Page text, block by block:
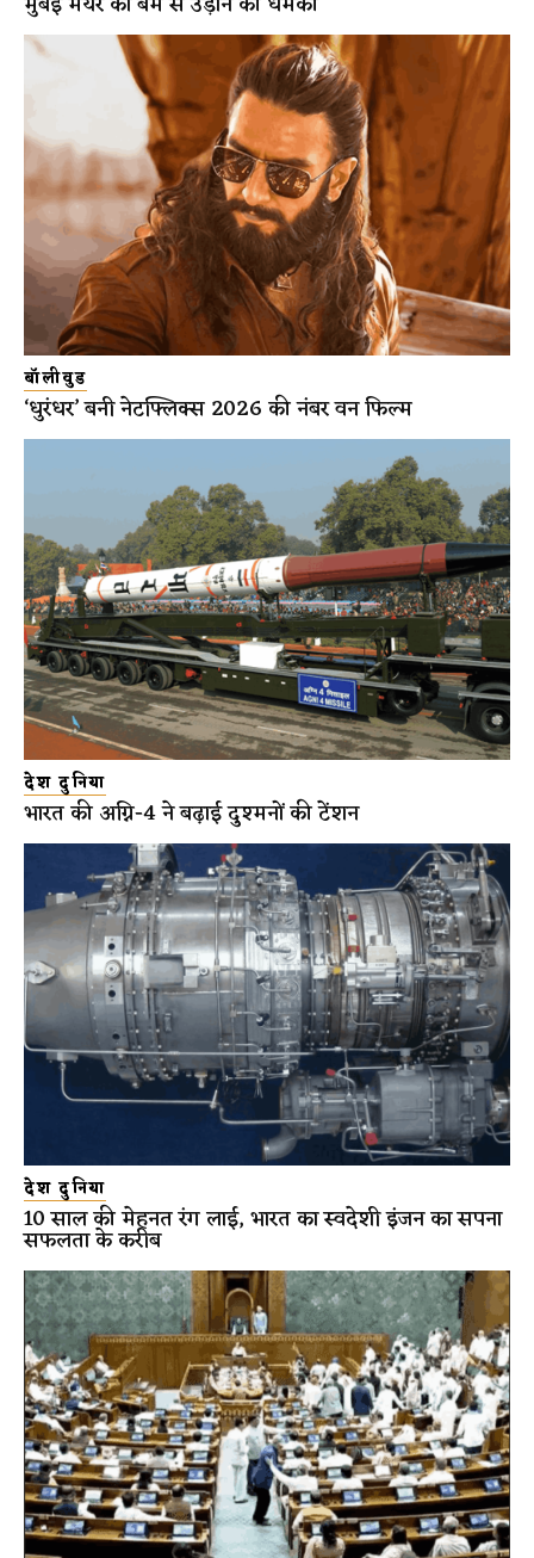
बॉलीवुड
‘धुरंधर’ बनी नेटफ्लिक्स 2026 की नंबर वन फिल्म
देश दुनिया
भारत की अग्नि-4 ने बढ़ाई दुश्मनों की टेंशन
देश दुनिया
10 साल की मेहनत रंग लाई, भारत का स्वदेशी इंजन का सपना
सफलता के करीब